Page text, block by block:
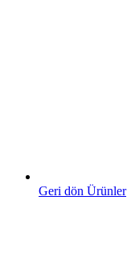
Geri dön Ürünler